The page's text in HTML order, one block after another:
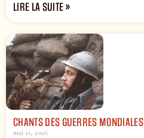
LIRE LA SUITE »
CHANTS DES GUERRES MONDIALES
mai 21, 2026